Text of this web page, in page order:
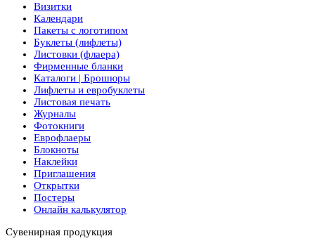
Визитки
Календари
Пакеты с логотипом
Буклеты (лифлеты)
Листовки (флаера)
Фирменные бланки
Каталоги | Брошюры
Лифлеты и евробуклеты
Листовая печать
Журналы
Фотокниги
Еврофлаеры
Блокноты
Наклейки
Приглашения
Открытки
Постеры
Онлайн калькулятор
Сувенирная продукция